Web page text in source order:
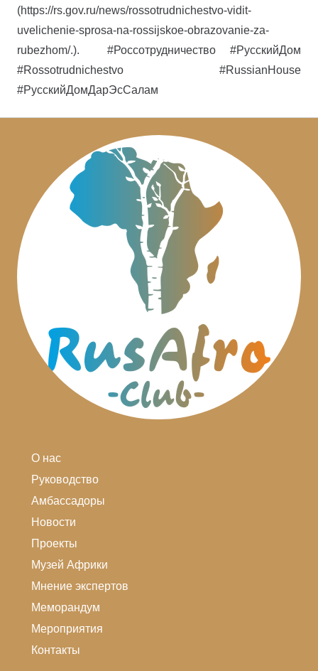
(https://rs.gov.ru/news/rossotrudnichestvo-vidit-
uvelichenie-sprosa-na-rossijskoe-obrazovanie-za-
rubezhom/.).
#Россотрудничество #РусскийДом
#Rossotrudnichestvo #RussianHouse
#РусскийДомДарЭсСалам
О нас
Руководство
Амбассадоры
Новости
Проекты
Музей Африки
Мнение экспертов
Меморандум
Мероприятия
Контакты